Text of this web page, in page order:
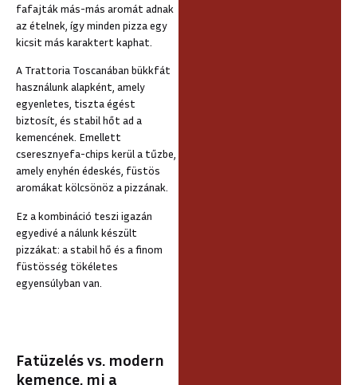
fafajták más-más aromát adnak
az ételnek, így minden pizza egy
kicsit más karaktert kaphat.
A Trattoria Toscanában bükkfát
használunk alapként, amely
egyenletes, tiszta égést
biztosít, és stabil hőt ad a
kemencének. Emellett
cseresznyefa-chips kerül a tűzbe,
amely enyhén édeskés, füstös
aromákat kölcsönöz a pizzának.
Ez a kombináció teszi igazán
egyedivé a nálunk készült
pizzákat: a stabil hő és a finom
füstösség tökéletes
egyensúlyban van.
Fatüzelés vs. modern
kemence, mi a